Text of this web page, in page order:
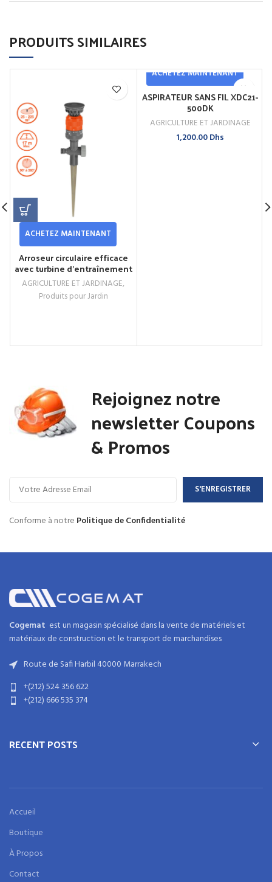
PRODUITS SIMILAIRES
ACHETEZ MAINTENANT
Arroseur circulaire efficace
avec turbine d’entraînement
du jet
AGRICULTURE ET JARDINAGE,
Produits pour Jardin
ACHETEZ MAINTENANT
ASPIRATEUR SANS FIL XDC21-
500DK
AGRICULTURE ET JARDINAGE
1,200.00Dhs
Rejoignez notre
newsletter Coupons
& Promos
Conforme à notre Politique de Confidentialité
Cogemat est un magasin spécialisé dans lavente de matériels et
matériaux de construction etle transport de marchandises
Route de Safi Harbil 40000 Marrakech
+(212) 524 356 622
+(212) 666 535 374
RECENT POSTS
Accueil
Boutique
À Propos
Contact